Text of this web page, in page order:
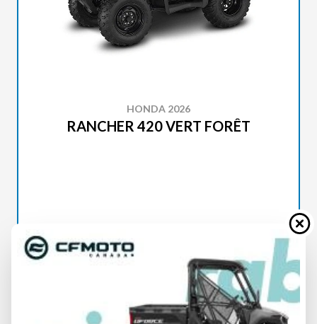
HONDA 2026
RANCHER 420 VERT FORÊT
SPÉCIFICATIONS